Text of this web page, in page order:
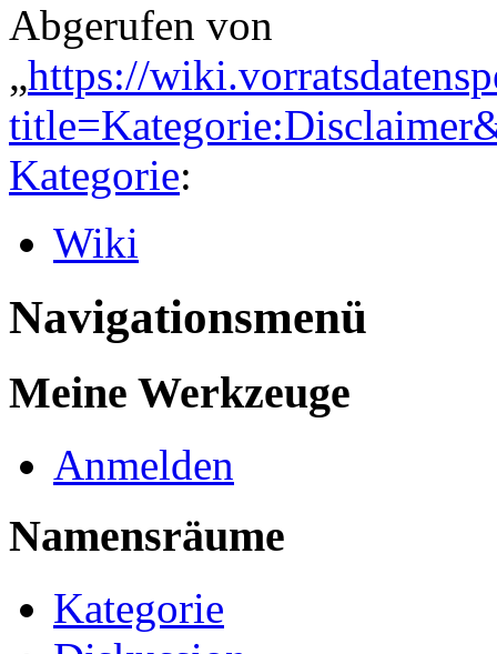
Abgerufen von
„https://
Kategorie:
Wiki
Navigationsmenü
Meine Werkzeuge
Anmelden
Namensräume
Kategorie